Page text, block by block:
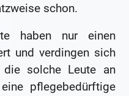
schon.
haben nur einen
und verdingen sich
die solche Leute an
pflegebedürftige